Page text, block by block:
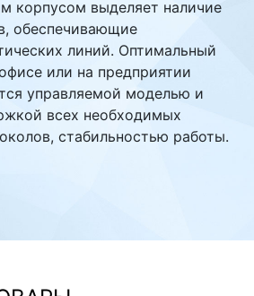
корпусом выделяет наличие
обеспечивающие
линий. Оптимальный
или на предприятии
управляемой моделью и
всех необходимых
стабильностью работы.